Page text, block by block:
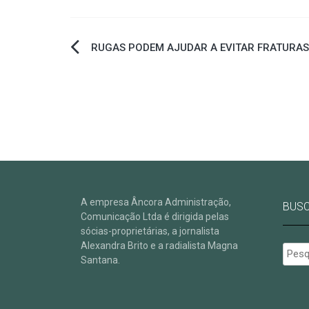
Navegação
RUGAS PODEM AJUDAR A EVITAR FRATURAS
A empresa Âncora Administração,
Comunicação Ltda é dirigida pelas
sócias-proprietárias, a jornalista
Alexandra Brito e a radialista Magna
Santana.
por: